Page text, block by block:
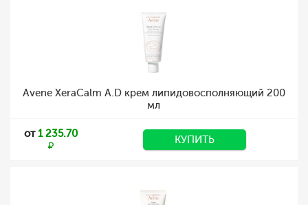
Avene XeraCalm A.D крем липидовосполняющий 200
мл
от1 235.70 КУПИТЬ